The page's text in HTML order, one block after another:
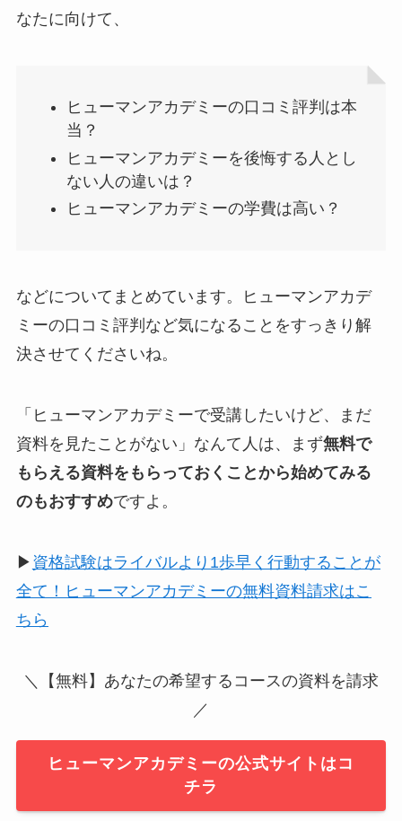
なたに向けて、
ヒューマンアカデミーの口コミ評判は本
当？
ヒューマンアカデミーを後悔する人とし
ない人の違いは？
ヒューマンアカデミーの学費は高い？
などについてまとめています。ヒューマンアカデ
ミーの口コミ評判など気になることをすっきり解
決させてくださいね。
「ヒューマンアカデミーで受講したいけど、まだ
資料を見たことがない」なんて人は、まず無料で
もらえる資料をもらっておくことから始めてみる
のもおすすめですよ。
▶︎ 資格試験はライバルより1歩早く行動することが
全て！ヒューマンアカデミーの無料資料請求はこ
ちら
＼【無料】あなたの希望するコースの資料を請求
／
ヒューマンアカデミーの公式サイトはコ
チラ